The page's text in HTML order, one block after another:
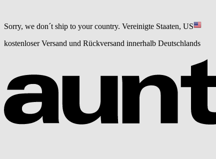
Sorry, we don´t ship to your country. Vereinigte Staaten, US
kostenloser Versand und Rückversand innerhalb Deutschlands